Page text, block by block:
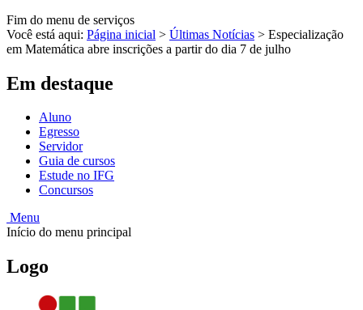
Fim do menu de serviços
Você está aqui: Página inicial > Últimas Notícias > Especialização
em Matemática abre inscrições a partir do dia 7 de julho
Em destaque
Aluno
Egresso
Servidor
Guia de cursos
Estude no IFG
Concursos
Menu
Início do menu principal
Logo